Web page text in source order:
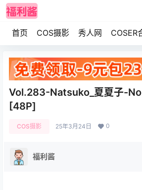
首页 COS摄影 秀人网 COSER
Vol.283-Natsuko_夏夏子-
[48P]
COS摄影 25年3月24日 0
福利酱